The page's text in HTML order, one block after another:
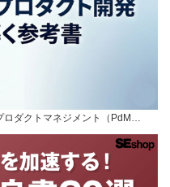
ロダクトマネジメント（PdM…